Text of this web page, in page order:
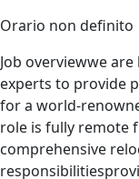
Orario non definito
Job overviewwe
experts to provide
for a
role is fully remote
comprehensive